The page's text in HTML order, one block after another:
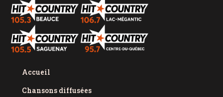
Accueil
Chansons diffusées